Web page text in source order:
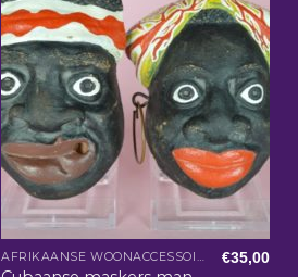
AFRIKAANSE WOONACCESSOIRES €35,00